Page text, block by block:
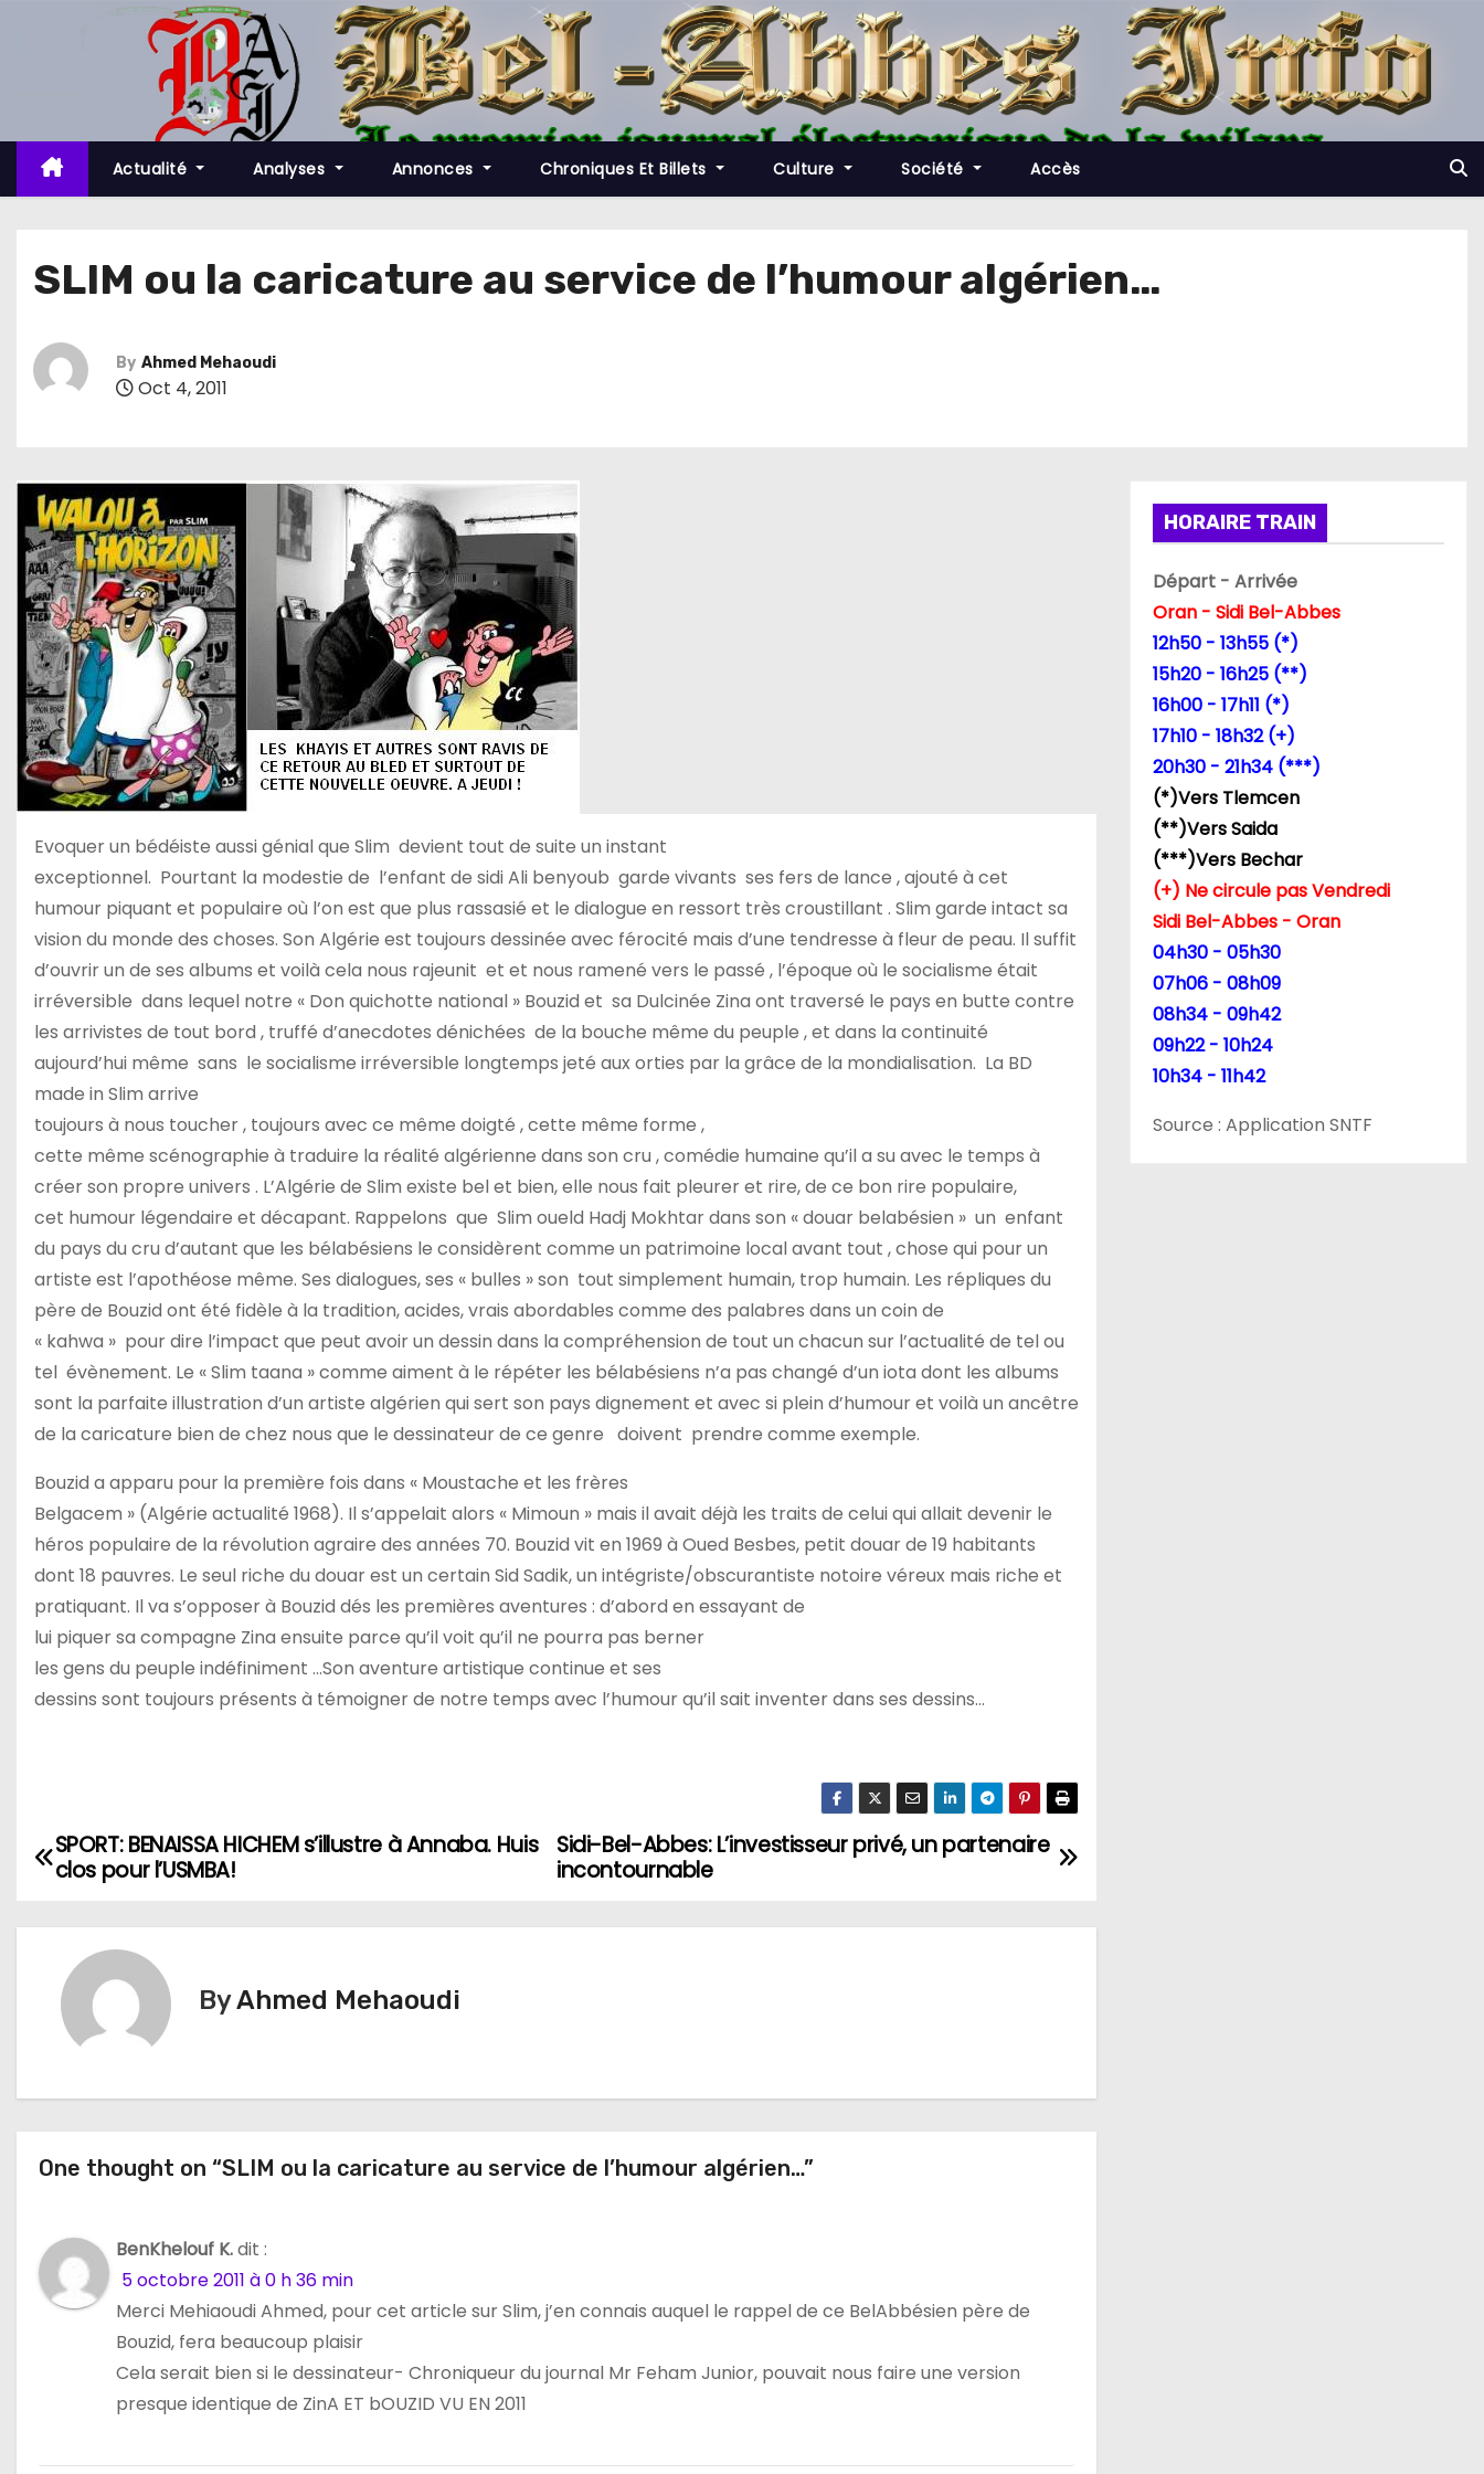
t
c
Actualité Analyses Annonces Chroniques Et Billets Culture Société Accès
SLIM ou la caricature au service de l’humour algérien…
By Ahmed Mehaoudi
Oct 4, 2011
Evoquer un bédéiste aussi génial que Slim devient tout de suite un instant
exceptionnel. Pourtant la modestie de l’enfant de sidi Ali benyoub garde vivants ses fers de lance , ajouté à cet
humour piquant et populaire où l’on est que plus rassasié et le dialogue en ressort très croustillant . Slim garde intact sa
vision du monde des choses. Son Algérie est toujours dessinée avec férocité mais d’une tendresse à fleur de peau. Il suffit
d’ouvrir un de ses albums et voilà cela nous rajeunit et et nous ramené vers le passé , l’époque où le socialisme était
irréversible dans lequel notre « Don quichotte national » Bouzid et sa Dulcinée Zina ont traversé le pays en butte contre
les arrivistes de tout bord , truffé d’anecdotes dénichées de la bouche même du peuple , et dans la continuité
aujourd’hui même sans le socialisme irréversible longtemps jeté aux orties par la grâce de la mondialisation. La BD
made in Slim arrive
toujours à nous toucher , toujours avec ce même doigté , cette même forme ,
cette même scénographie à traduire la réalité algérienne dans son cru , comédie humaine qu’il a su avec le temps à
créer son propre univers . L’Algérie de Slim existe bel et bien, elle nous fait pleurer et rire, de ce bon rire populaire,
cet humour légendaire et décapant. Rappelons que Slim oueld Hadj Mokhtar dans son « douar belabésien » un enfant
du pays du cru d’autant que les bélabésiens le considèrent comme un patrimoine local avant tout , chose qui pour un
artiste est l’apothéose même. Ses dialogues, ses « bulles » son tout simplement humain, trop humain. Les répliques du
père de Bouzid ont été fidèle à la tradition, acides, vrais abordables comme des palabres dans un coin de
« kahwa » pour dire l’impact que peut avoir un dessin dans la compréhension de tout un chacun sur l’actualité de tel ou
tel évènement. Le « Slim taana » comme aiment à le répéter les bélabésiens n’a pas changé d’un iota dont les albums
sont la parfaite illustration d’un artiste algérien qui sert son pays dignement et avec si plein d’humour et voilà un ancêtre
de la caricature bien de chez nous que le dessinateur de ce genre doivent prendre comme exemple.
Bouzid a apparu pour la première fois dans « Moustache et les frères
Belgacem » (Algérie actualité 1968). Il s’appelait alors « Mimoun » mais il avait déjà les traits de celui qui allait devenir le
héros populaire de la révolution agraire des années 70. Bouzid vit en 1969 à Oued Besbes, petit douar de 19 habitants
dont 18 pauvres. Le seul riche du douar est un certain Sid Sadik, un intégriste/obscurantiste notoire véreux mais riche et
pratiquant. Il va s’opposer à Bouzid dés les premières aventures : d’abord en essayant de
lui piquer sa compagne Zina ensuite parce qu’il voit qu’il ne pourra pas berner
les gens du peuple indéfiniment …Son aventure artistique continue et ses
dessins sont toujours présents à témoigner de notre temps avec l’humour qu’il sait inventer dans ses dessins…
N
i
n
d
’
Sidi-Bel-Abbes: L’investisseur privé, un partenaire
incontournable
SPORT: BENAISSA HICHEM s’illustre à Annaba. Huis
clos pour l’USMBA!
ByAhmed Mehaoudi
One thought on “SLIM ou la caricature au service de l’humour algérien…”
BenKhelouf K.dit :
5 octobre 2011 à 0 h 36 min
Merci Mehiaoudi Ahmed, pour cet article sur Slim, j’en connais auquel le rappel de ce BelAbbésien père de
Bouzid, fera beaucoup plaisir
Cela serait bien si le dessinateur- Chroniqueur du journal Mr Feham Junior, pouvait nous faire une version
presque identique de ZinA ET bOUZID VU EN 2011
HORAIRE TRAIN
Départ - Arrivée
Oran - Sidi Bel-Abbes
12h50 - 13h55 (*)
15h20 - 16h25 (**)
16h00 - 17h11 (*)
17h10 - 18h32 (+)
20h30 - 21h34 (***)
(*)Vers Tlemcen
(**)Vers Saida
(***)Vers Bechar
(+) Ne circule pas Vendredi
Sidi Bel-Abbes - Oran
04h30 - 05h30
07h06 - 08h09
08h34 - 09h42
09h22 - 10h24
10h34 - 11h42
Source : Application SNTF